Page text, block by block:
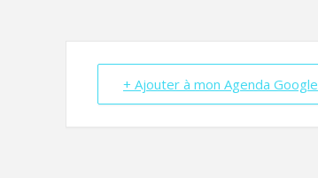
+ Ajouter à mon Agenda Google